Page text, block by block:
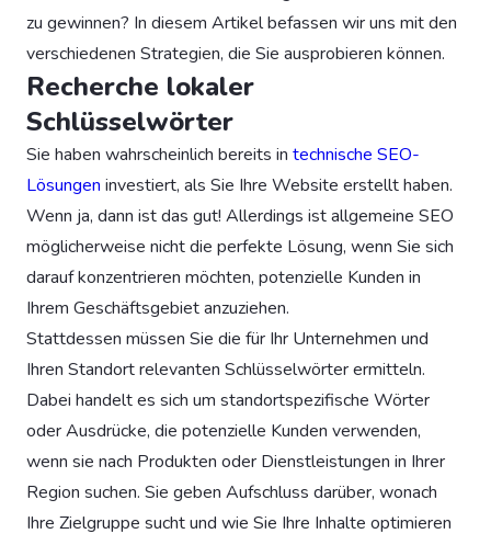
zu gewinnen? In diesem Artikel befassen wir uns mit den
verschiedenen Strategien, die Sie ausprobieren können.
Recherche lokaler
Schlüsselwörter
Sie haben wahrscheinlich bereits in technische SEO-
Lösungen investiert, als Sie Ihre Website erstellt haben.
Wenn ja, dann ist das gut! Allerdings ist allgemeine SEO
möglicherweise nicht die perfekte Lösung, wenn Sie sich
darauf konzentrieren möchten, potenzielle Kunden in
Ihrem Geschäftsgebiet anzuziehen.
Stattdessen müssen Sie die für Ihr Unternehmen und
Ihren Standort relevanten Schlüsselwörter ermitteln.
Dabei handelt es sich um standortspezifische Wörter
oder Ausdrücke, die potenzielle Kunden verwenden,
wenn sie nach Produkten oder Dienstleistungen in Ihrer
Region suchen. Sie geben Aufschluss darüber, wonach
Ihre Zielgruppe sucht und wie Sie Ihre Inhalte optimieren